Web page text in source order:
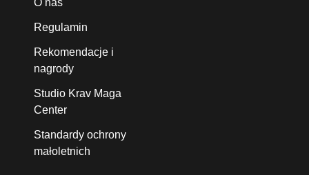
O nas
Regulamin
Rekomendacje i
nagrody
Studio Krav Maga
Center
Standardy ochrony
małoletnich